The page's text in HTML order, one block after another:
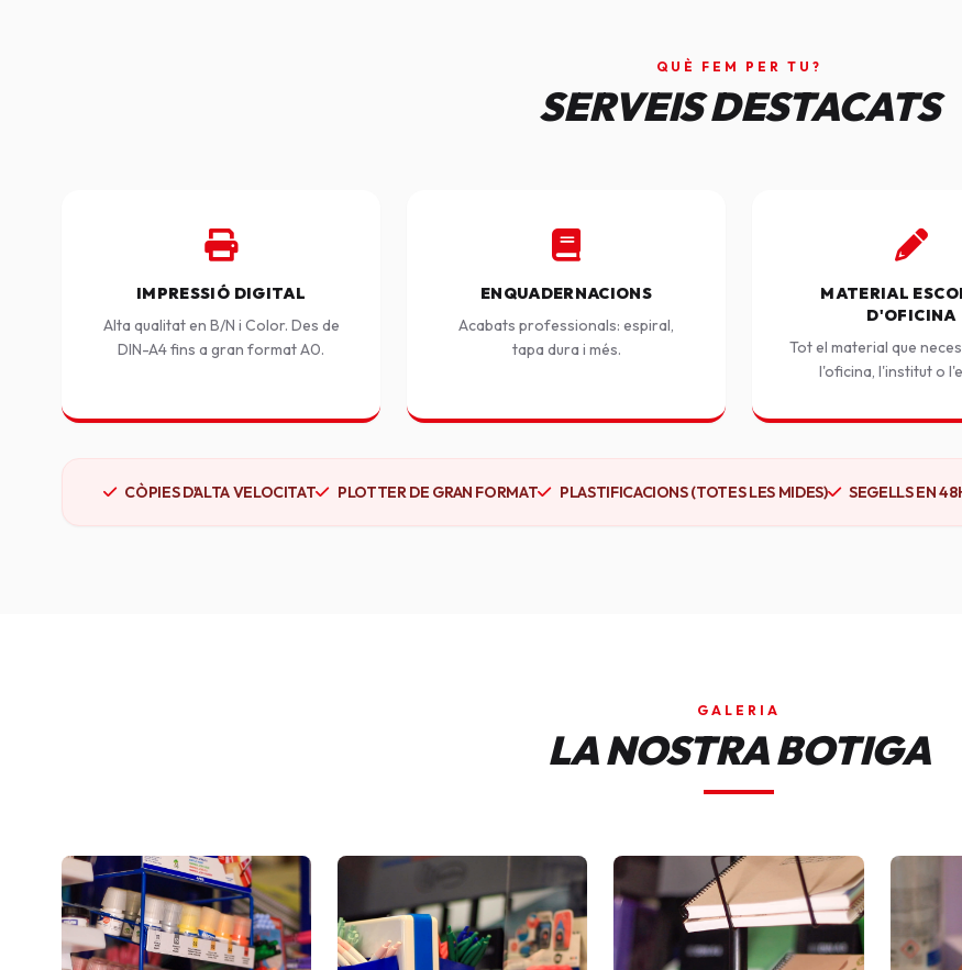
QUÈ FEM PER TU?
SERVEIS DESTACATS
IMPRESSIÓ DIGITAL
Alta qualitat en B/N i Color. Des de
DIN-A4 fins a gran format A0.
ENQUADERNACIONS
Acabats professionals: espiral,
tapa dura i més.
MATERIAL
D'OFICINA
Tot el material que
l'oficina, l'institut o
CÒPIES D'ALTA VELOCITAT PLOTTER DE GRAN FORMAT PLASTIFICACIONS (TOTES LES MIDES) SEGELLS EN
GALERIA
LA NOSTRA BOTIGA